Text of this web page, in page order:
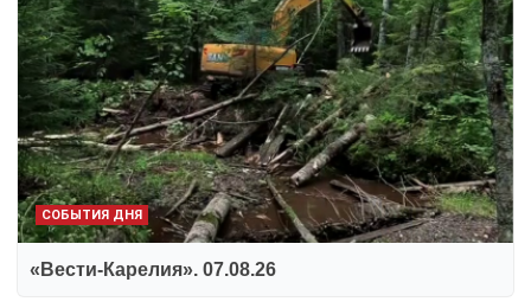
СОБЫТИЯ ДНЯ
«Вести-Карелия». 07.08.26